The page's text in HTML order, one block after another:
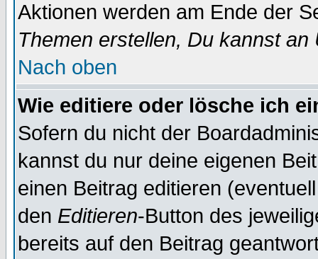
Aktionen werden am Ende der
Themen erstellen, Du kannst
Nach oben
Wie editiere oder lösche ich
Sofern du nicht der
kannst du nur deine eigenen
einen Beitrag editieren
den Editieren-Button des
bereits auf den Beitrag